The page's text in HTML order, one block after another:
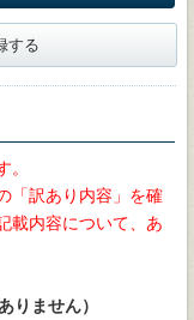
する
「訳あり内容」を確
載内容について、あ
りません）